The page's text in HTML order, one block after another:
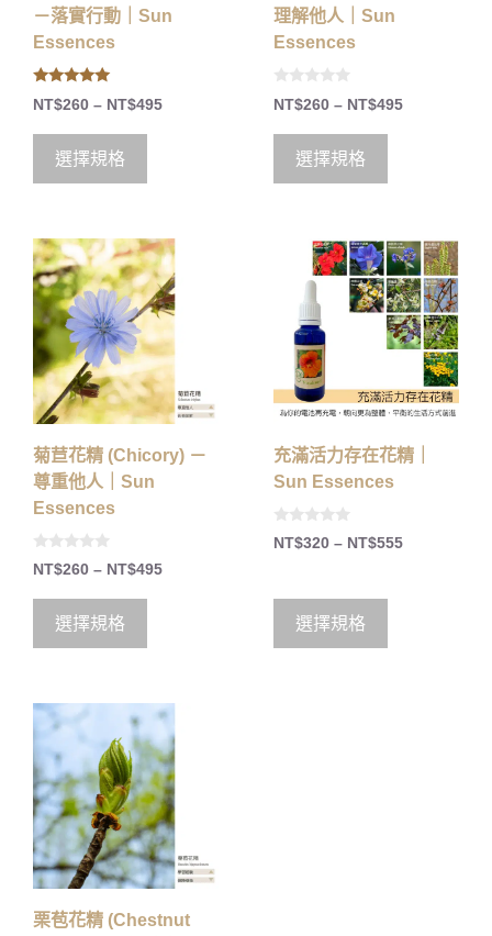
－落實行動｜Sun
Essences
5.00
out of 5
NT$260 – NT$495
選擇規格
理解他人｜Sun
Essences
0
o
t
5
NT$260 – NT$495
選擇規格
菊苣花精 (Chicory) －
尊重他人｜Sun
Essences
0
o
5
NT$260 – NT$495
選擇規格
充滿活力存在花精｜
Sun Essences
0
oNT$320 – NT$555
選擇規格
栗苞花精 (Chestnut